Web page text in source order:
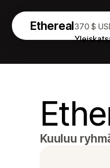
Ethereal370 $
Kuuluu